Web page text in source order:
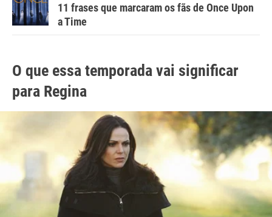
11 frases que marcaram os fãs de Once Upon
a Time
O que essa temporada vai significar
para Regina